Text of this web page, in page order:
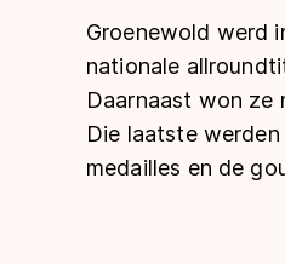
Groenewold werd
nationale
Daarnaast won ze
Die laatste
medailles en de